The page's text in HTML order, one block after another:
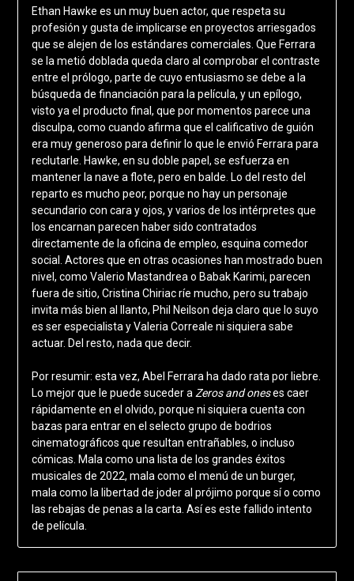
Ethan Hawke es un muy buen actor, que respeta su
profesión y gusta de implicarse en proyectos arriesgados
que se alejen de los estándares comerciales. Que Ferrara
se la metió doblada queda claro al comprobar el contraste
entre el prólogo, parte de cuyo entusiasmo se debe a la
búsqueda de financiación para la película, y un epílogo,
visto ya el producto final, que por momentos parece una
disculpa, como cuando afirma que el calificativo de guión
era muy generoso para definir lo que le envió Ferrara para
reclutarle. Hawke, en su doble papel, se esfuerza en
mantener la nave a flote, pero en balde. Lo del resto del
reparto es mucho peor, porque no hay un personaje
secundario con cara y ojos, y varios de los intérpretes que
los encarnan parecen haber sido contratados
directamente de la oficina de empleo, esquina comedor
social. Actores que en otras ocasiones han mostrado buen
nivel, como Valerio Mastandrea o Babak Karimi, parecen
fuera de sitio, Cristina Chiriac ríe mucho, pero su trabajo
invita más bien al llanto, Phil Neilson deja claro que lo suyo
es ser especialista y Valeria Correale ni siquiera sabe
actuar. Del resto, nada que decir.
Por resumir: esta vez, Abel Ferrara ha dado rata por liebre.
Lo mejor que le puede suceder a Zeros and oneses caer
rápidamente en el olvido, porque ni siquiera cuenta con
bazas para entrar en el selecto grupo de bodrios
cinematográficos que resultan entrañables, o incluso
cómicas. Mala como una lista de los grandes éxitos
musicales de 2022, mala como el menú de un burger,
mala como la libertad de joder al prójimo porque sí o como
las rebajas de penas a la carta. Así es este fallido intento
de película.